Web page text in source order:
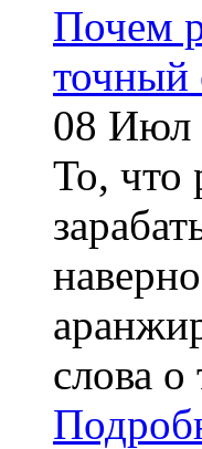
Почем
точный
08 Июл
То, что
слова